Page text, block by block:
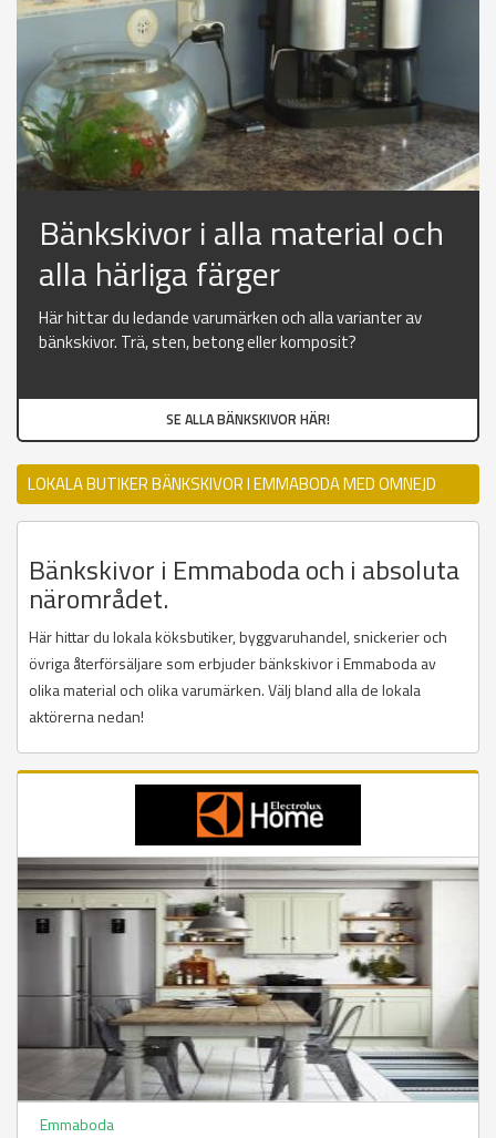
Bänkskivor i alla material och
alla härliga färger
Här hittar du ledande varumärken och alla varianter av
bänkskivor. Trä, sten, betong eller komposit?
SE ALLA BÄNKSKIVOR HÄR!
LOKALA BUTIKER BÄNKSKIVOR I EMMABODA MED OMNEJD
Bänkskivor i Emmaboda och i absoluta
närområdet.
Här hittar du lokala köksbutiker, byggvaruhandel, snickerier och
övriga återförsäljare som erbjuder bänkskivor i Emmaboda av
olika material och olika varumärken. Välj bland alla de lokala
aktörerna nedan!
Emmaboda